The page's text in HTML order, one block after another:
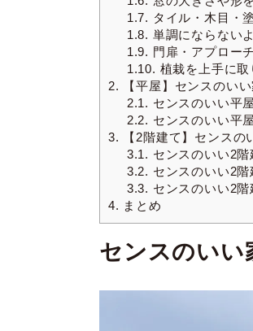
1.7. タイル・木目・
1.8. 単調にならない
1.9. 門扉・アプロー
1.10. 植栽を上手に
2. 【平屋】センスのい
2.1. センスのいい平
2.2. センスのいい平
3. 【2階建て】センスの
3.1. センスのいい2
3.2. センスのいい2
3.3. センスのいい2
4. まとめ
センスのいい